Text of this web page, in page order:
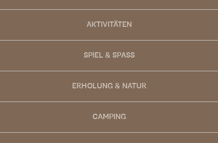
AKTIVITÄTEN
SPIEL & SPASS
ERHOLUNG & NATUR
CAMPING